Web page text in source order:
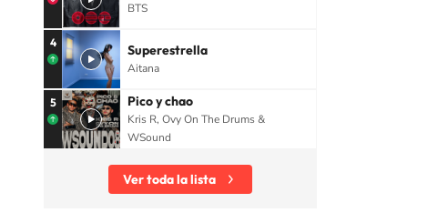
BTS
4 Superestrella
Aitana
5 Pico y chao
Kris R, Ovy On The Drums &
WSound
Ver toda la lista